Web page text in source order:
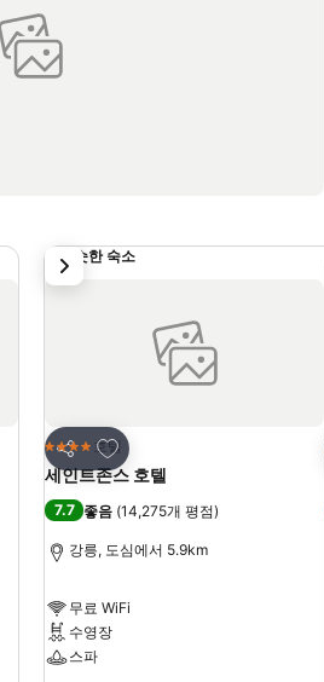
비슷한 숙소
공유
즐겨찾기에 추가
4 성급 호텔
세인트존스 호텔
7.7 좋음 (14,275개 평점)
강릉, 도심에서 5.9km
무료 WiFi
수영장
스파
다음